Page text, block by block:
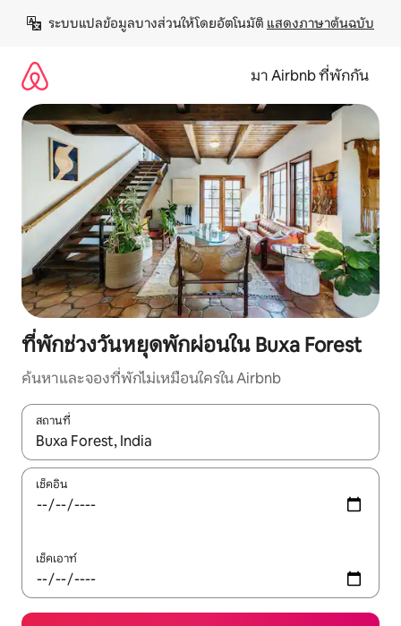
เนื้อหา
ระบบแปลข้อมูลบางส่วนให้โดยอัตโนมัติ แสดงภาษาต้นฉบับ
มา Airbnb ที่พักกัน
ที่พักช่วงวันหยุดพักผ่อนใน Buxa Forest
ค้นหาและจองที่พักไม่เหมือนใครใน Airbnb
สถานที่
ใช้ลูกศรขึ้นลง หรือใช้การสัมผัสหรือปัด เพื่อสำรวจผลการค้นหา
เช็คอิน
เช็คเอาท์